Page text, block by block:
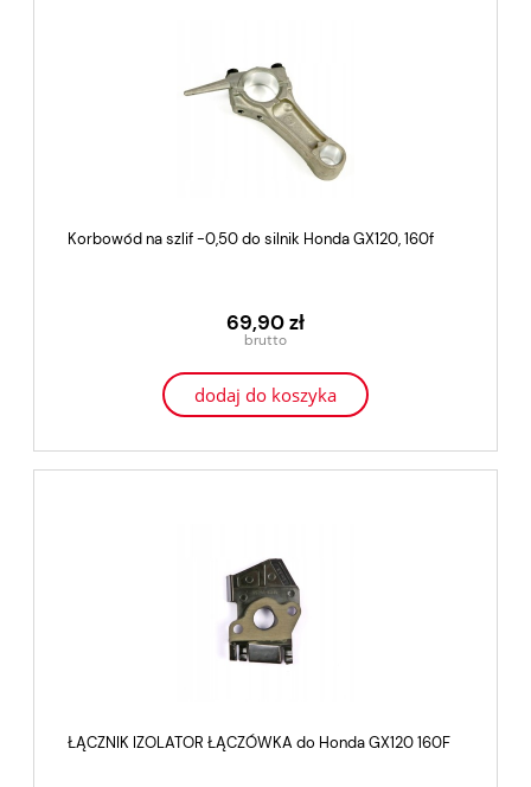
Korbowód na szlif -0,50 do silnik Honda GX120, 160f
69,90 zł
dodaj do koszyka
ŁĄCZNIK IZOLATOR ŁĄCZÓWKA do Honda GX120 160F